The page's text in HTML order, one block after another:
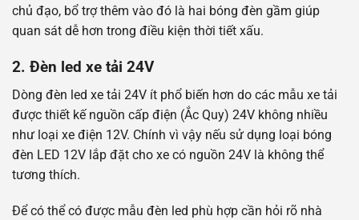
chủ đạo, bổ trợ thêm vào đó là hai bóng đèn gầm giúp
quan sát dễ hơn trong điều kiện thời tiết xấu.
2. Đèn led xe tải 24V
Dòng đèn led xe tải 24V ít phổ biến hơn do các mẫu xe tải
được thiết kế nguồn cấp điện (Ắc Quy) 24V không nhiều
như loại xe điện 12V. Chính vì vậy nếu sử dụng loại bóng
đèn LED 12V lắp đặt cho xe có nguồn 24V là không thể
tương thích.
Để có thể có được mẫu đèn led phù hợp cần hỏi rõ nhà